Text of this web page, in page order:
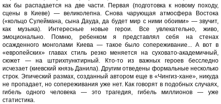
как бы распадается на две части. Первая (подготовка к новому походу,
сцены в Киеве) — великолепна. Снова чарующая атмосфера Востока
(«кольцо Сулеймана, сына Дауда, да будет мир с ними обоими» — звучит,
как музыка). Интересные новые герои. Все увлекательно, живо,
эмоционально. Помню, ребенком я представлял себя на стенах
осажденного монголами Киева — такое было сопереживание... А вот в
«европейских» главах стиль резко меняется на суховато-академичный,
сюжет — на штрихпунктирный. Кто-то из важных героев бесследно
исчезает (киевский князь Данила). Другим отведены формальные несколько
строк. Эпический размах, созданный автором еще в «Чингиз-хане», никуда
не пропадает, но сопереживания уже нет. Как говорят в подобных случаях,
гибель одного человека — это трагедия, гибель миллионов — уже
статистика.